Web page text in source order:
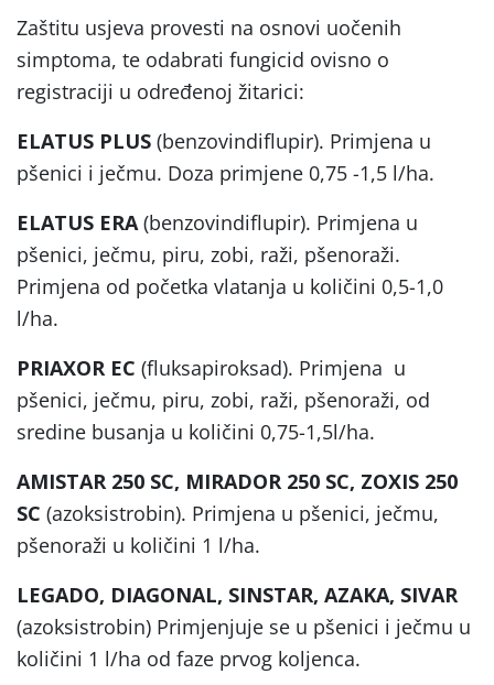
Zaštitu usjeva provesti na osnovi uočenih
simptoma, te odabrati fungicid ovisno o
registraciji u određenoj žitarici:
ELATUS PLUS (benzovindiflupir). Primjena u
pšenici i ječmu. Doza primjene 0,75 -1,5 l/ha.
ELATUS ERA (benzovindiflupir). Primjena u
pšenici, ječmu, piru, zobi, raži, pšenoraži.
Primjena od početka vlatanja u količini 0,5-1,0
l/ha.
PRIAXOR EC (fluksapiroksad). Primjena u
pšenici, ječmu, piru, zobi, raži, pšenoraži, od
sredine busanja u količini 0,75-1,5l/ha.
AMISTAR 250 SC, MIRADOR 250 SC, ZOXIS 250
SC (azoksistrobin). Primjena u pšenici, ječmu,
pšenoraži u količini 1 l/ha.
LEGADO, DIAGONAL, SINSTAR, AZAKA, SIVAR
(azoksistrobin) Primjenjuje se u pšenici i ječmu u
količini 1 l/ha od faze prvog koljenca.